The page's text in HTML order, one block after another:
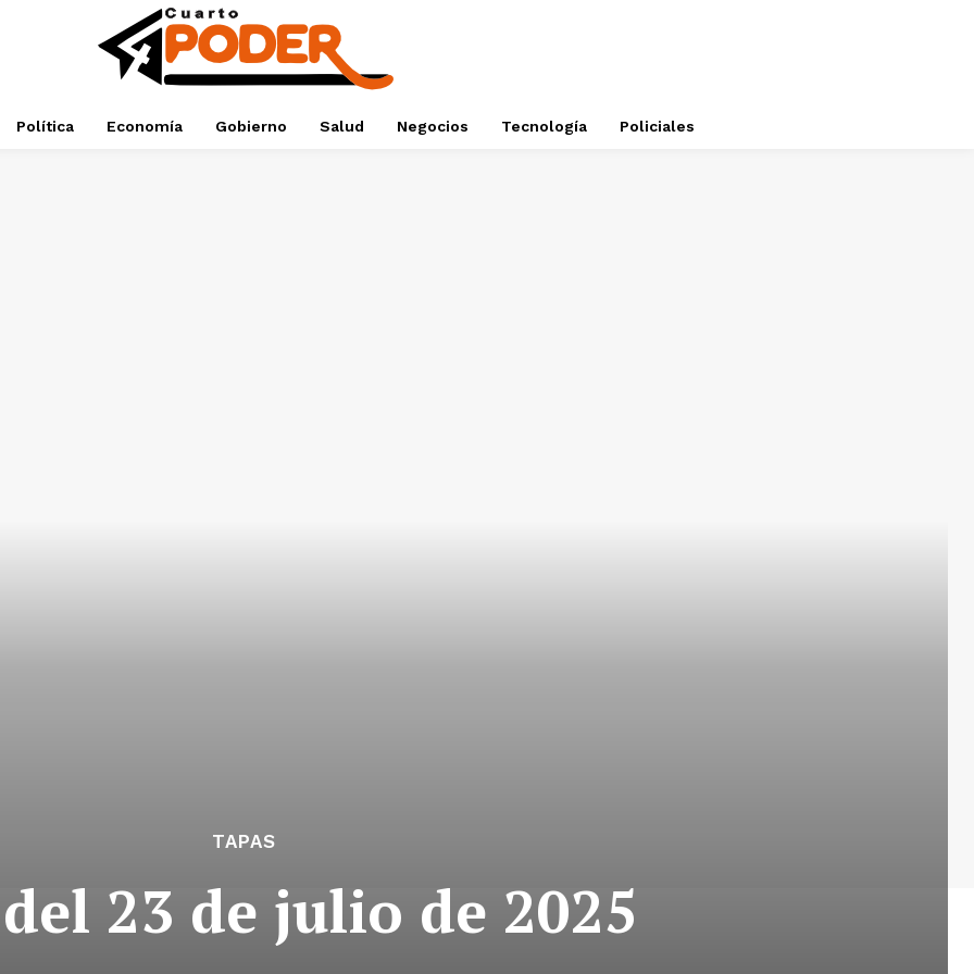
Política Economía Gobierno Salud Negocios Tecnología Policiales
TAPAS
23 de julio de 2025